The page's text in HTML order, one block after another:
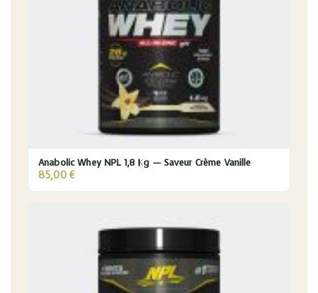
Anabolic Whey NPL 1,8 Kg — Saveur Crème Vanille
85,00 €